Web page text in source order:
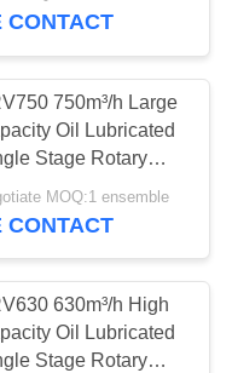
à
25
compacte
CONTACT
750m³/h Large
Oil Lubricated
Stage Rotary
Vacuum Pump for
Systems
MOQ:1 ensemble
CONTACT
630m³/h High
Oil Lubricated
Stage Rotary